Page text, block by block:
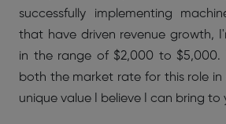
successfully implementing
that have driven revenue growth,
in the range of $2,000 to $5,000.
both the market rate for this role
unique value I believe I can bring to